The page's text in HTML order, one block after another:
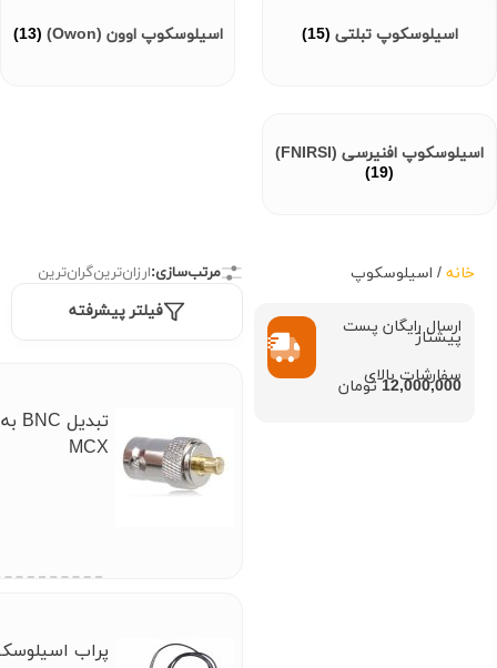
اسیلوسکوپ تبلتی (15) اسیلوسکوپ اوون (Owon) (13)
اسیلوسکوپ افنیرسی (FNIRSI)
(19)
خانه / اسیلوسکوپ
ارسال رایگان پست
پیشتاز
سفارشات بالای
12,000,000 تومان
مرتب‌سازی:ارزان‌ترینگران‌ترین
فیلتر پیشرفته
تبدیل BNC به
MCX
پراب